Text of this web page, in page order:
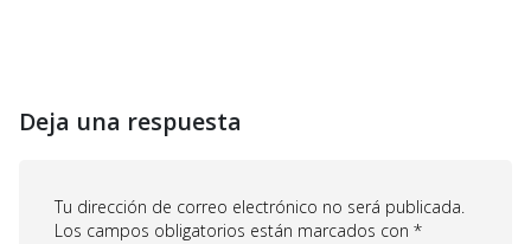
Deja una respuesta
Tu dirección de correo electrónico no será publicada.
Los campos obligatorios están marcados con *